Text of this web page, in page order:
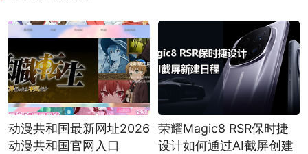
动漫共和国最新网址2026
动漫共和国官网入口
荣耀Magic8 RSR保时捷
设计如何通过AI截屏创建